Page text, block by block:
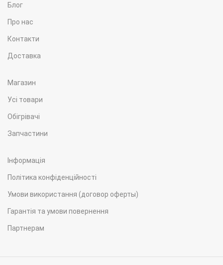
Блог
Про нас
Контакти
Доставка
Магазин
Усі товари
Обігрівачі
Запчастини
Інформація
Політика конфіденційності
Умови використання (договор оферты)
Гарантія та умови повернення
Партнерам